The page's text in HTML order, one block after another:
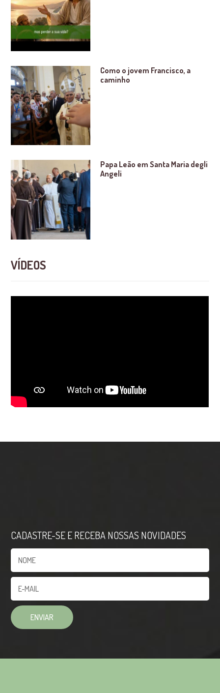
Como o jovem Francisco, a
caminho
Papa Leão em Santa Maria degli
Angeli
VÍDEOS
CADASTRE-SE E RECEBA NOSSAS NOVIDADES